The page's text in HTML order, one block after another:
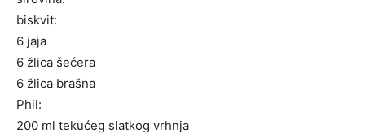
biskvit:
6 jaja
6 žlica šećera
6 žlica brašna
Phil:
200 ml tekućeg slatkog vrhnja